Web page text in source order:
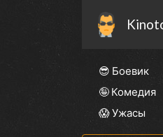
😎 Боевик
🤪 Комедия
😱 Ужасы